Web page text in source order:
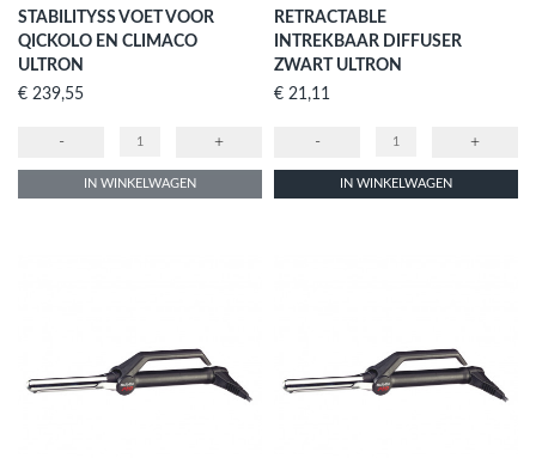
STABILITYSS VOET VOOR
QICKOLO EN CLIMACO
ULTRON
Prijs
€ 239,55
- +
IN WINKELWAGEN
RETRACTABLE
INTREKBAAR DIFFUSER
ZWART ULTRON
Prijs
€ 21,11
- +
IN WINKELWAGEN